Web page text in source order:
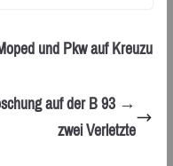
und Pkw auf Kreuzu
auf der B 93 →
zwei Verletzte